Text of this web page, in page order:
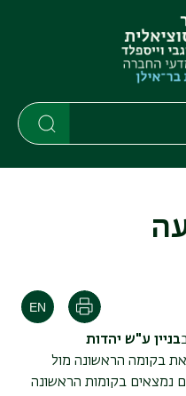
הדפסה
בניין ע"ש יהדות
בקומה הראשונה מול
נמצאים בקומות הראשונה